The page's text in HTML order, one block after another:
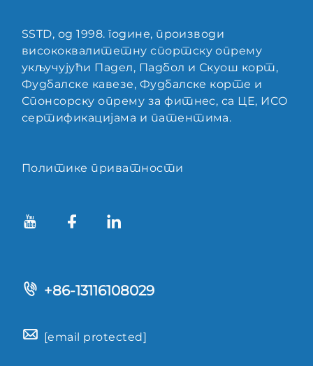
SSTD, од 1998. године, производи
висококвалитетну спортску опрему
укључујући Падел, Падбол и Скуош корт,
Фудбалске кавезе, Фудбалске корте и
Спонсорску опрему за фитнес, са ЦЕ, ИСО
сертификацијама и патентима.
Политике приватности
+86-13116108029
[email protected]